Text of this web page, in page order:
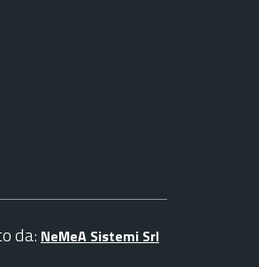
da: NeMeA Sistemi Srl